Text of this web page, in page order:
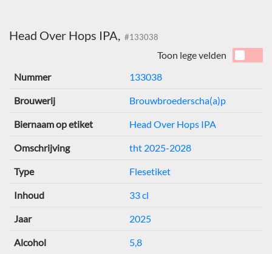
Head Over Hops IPA, #133038
Toon lege velden
Nummer
133038
Brouwerij Brouwbroederscha(a)p
Biernaam op etiket Head Over Hops IPA
Omschrijving tht 2025-2028
Type Flesetiket
Inhoud 33 cl
Jaar 2025
Alcohol 5,8